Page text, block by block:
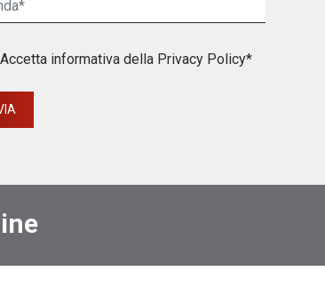
Accetta informativa della Privacy Policy*